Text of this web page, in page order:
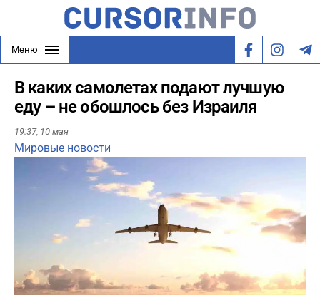
Меню
В каких самолетах подают лучшую
еду – не обошлось без Израиля
19:37, 10 мая
Мировые новости